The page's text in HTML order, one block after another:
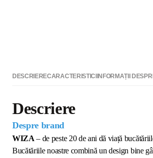
DESCRIERECARACTERISTICI INFORMAȚII
Descriere
Despre brand
WIZA – de peste 20 de ani dă viață
Bucătăriile noastre combină un design bine